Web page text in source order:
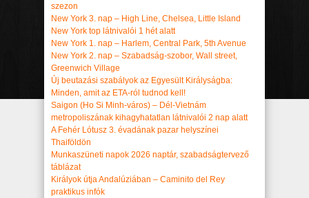
szezon
New York 3. nap – High Line, Chelsea, Little Island
New York top látnivalói 1 hét alatt
New York 1. nap – Harlem, Central Park, 5th Avenue
New York 2. nap – Szabadság-szobor, Wall street,
Greenwich Village
Új beutazási szabályok az Egyesült Királyságba:
Minden, amit az ETA-ról tudnod kell!
Saigon (Ho Si Minh-város) – Dél-Vietnám
metropoliszának kihagyhatatlan látnivalói 2 nap alatt
A Fehér Lótusz 3. évadának pazar helyszínei
Thaiföldön
Munkaszüneti napok 2026 naptár, szabadságtervező
táblázat
Királyok útja Andalúziában – Caminito del Rey
praktikus infók